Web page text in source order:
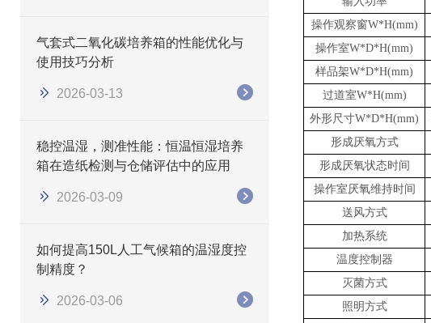
气套式二氧化碳培养箱的性能优化与
使用技巧分析
2026-03-13
稳控温湿，测准性能：恒温恒湿培养
箱在造纸检测与仓储评估中的应用
2026-03-09
如何提高150L人工气候箱的温湿度控
制精度？
2026-03-06
操作观察窗W*H(mm)
操作室W*D*H(mm)
样品架W*D*H(mm)
过道室W*H(mm)
外形尺寸W*D*H(mm)
形成厌氧方式
形成厌氧状态时间
操作室厌氧维持时间
送风方式
加热系统
温度控制器
灭菌方式
照明方式